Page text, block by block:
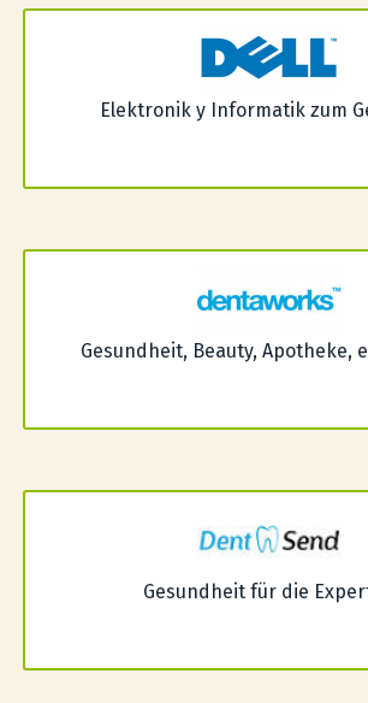
Elektronik y Informatik zum
Gesundheit, Beauty, Apotheke,
Gesundheit für die